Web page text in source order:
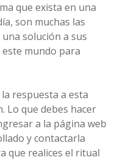
que exista en una
son muchas las
solución a sus
este mundo para
respuesta a esta
Lo que debes hacer
a la página web
y contactarla
que realices el ritual